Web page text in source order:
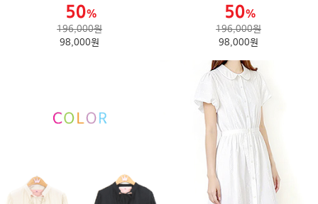
196,000원
98,000원
196,000원
98,000원